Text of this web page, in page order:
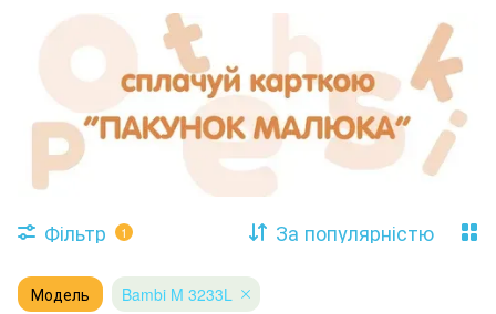
Фільтр 1 За популярністю
Модель Bambi M 3233L